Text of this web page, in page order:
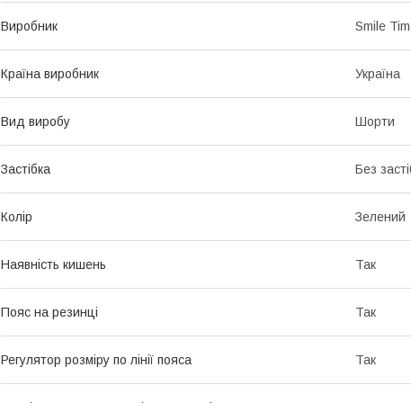
Виробник Smile
Країна виробник Україна
Вид виробу Шорти
Застібка Без
Колір Зелений
Наявність кишень Так
Пояс на резинці Так
Регулятор розміру по лінії пояса Так